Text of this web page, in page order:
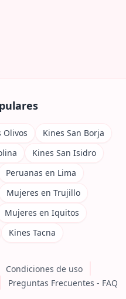
Olivos
Kines San Borja
Kines San Isidro
Peruanas en Lima
Mujeres en Trujillo
Mujeres en Iquitos
Kines Tacna
Condiciones de uso
Preguntas Frecuentes - FAQ